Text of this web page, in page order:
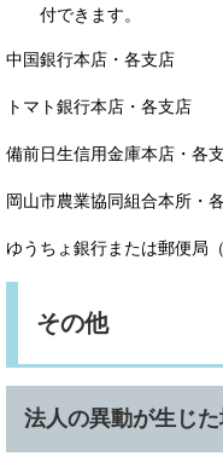
付できます。
中国銀行本店・各支店
トマト銀行本店・各支店
備前日生信用金庫本店・各
岡山市農業協同組合本所・
ゆうちょ銀行または郵便局
その他
法人の異動が生じ